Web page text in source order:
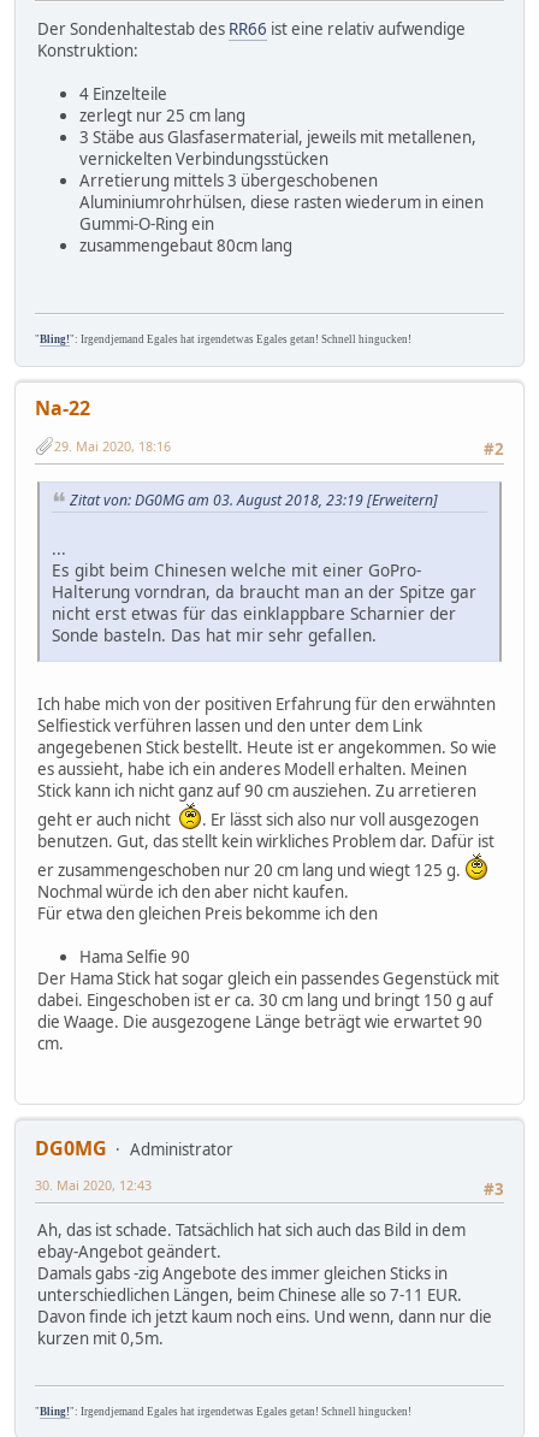
Der Sondenhaltestab des RR66 ist eine relativ aufwendige
Konstruktion:
4 Einzelteile
zerlegt nur 25 cm lang
3 Stäbe aus Glasfasermaterial, jeweils mit metallenen,
vernickelten Verbindungsstücken
Arretierung mittels 3 übergeschobenen
Aluminiumrohrhülsen, diese rasten wiederum in einen
Gummi-O-Ring ein
zusammengebaut 80cm lang
"Bling!": Irgendjemand Egales hat irgendetwas Egales getan! Schnell hingucken!
Na-22
#2
29. Mai 2020, 18:16
Zitat von: DG0MG am 03. August 2018, 23:19[Erweitern]
...
Es gibt beim Chinesen welche mit einer GoPro-
Halterung vorndran, da braucht man an der Spitze gar
nicht erst etwas für das einklappbare Scharnier der
Sonde basteln. Das hat mir sehr gefallen.
https://www.ebay.de/itm/263561769740
Ausgezogen 94 cm lang, mit einem Handgriff auszieh-
und arretierbar, hat genau die richtige Länge.
30cm Rucksacklänge ist besser als gedacht. Lieferzeit
etwas mehr als eine Woche.
...
Ich habe mich von der positiven Erfahrung für den erwähnten
Selfiestick verführen lassen und den unter dem Link
angegebenen Stick bestellt. Heute ist er angekommen. So wie
es aussieht, habe ich ein anderes Modell erhalten. Meinen
Stick kann ich nicht ganz auf 90 cm ausziehen. Zu arretieren
geht er auch nicht
. Er lässt sich also nur voll ausgezogen
benutzen. Gut, das stellt kein wirkliches Problem dar. Dafür ist
er zusammengeschoben nur 20 cm lang und wiegt 125 g.
Nochmal würde ich den aber nicht kaufen.
Für etwa den gleichen Preis bekomme ich den
Hama Selfie 90
Der Hama Stick hat sogar gleich ein passendes Gegenstück mit
dabei. Eingeschoben ist er ca. 30 cm lang und bringt 150 g auf
die Waage. Die ausgezogene Länge beträgt wie erwartet 90
cm.
DG0MG
Administrator
#3
30. Mai 2020, 12:43
Ah, das ist schade. Tatsächlich hat sich auch das Bild in dem
ebay-Angebot geändert.
Damals gabs -zig Angebote des immer gleichen Sticks in
unterschiedlichen Längen, beim Chinese alle so 7-11 EUR.
Davon finde ich jetzt kaum noch eins. Und wenn, dann nur die
kurzen mit 0,5m.
"Bling!": Irgendjemand Egales hat irgendetwas Egales getan! Schnell hingucken!